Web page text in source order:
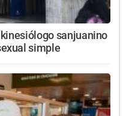
sanjuanino
simple